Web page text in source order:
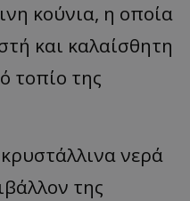
κούνια, η οποία
και καλαίσθητη
τοπίο της
νερά
της
Microsoft Corporation